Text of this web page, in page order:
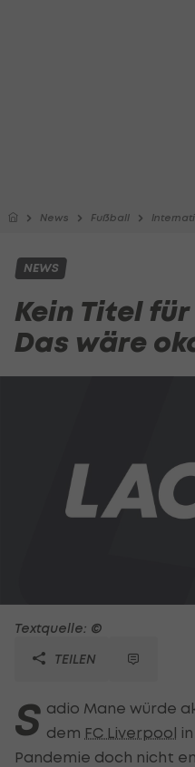
News Fußball
NEWS
Kein Titel
Das wäre
Textquelle: ©
TEILEN
S adio Mane würde
dem FC Liverpool
Pandemie doch nicht